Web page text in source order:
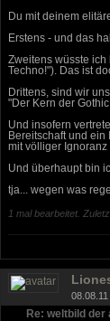
Du mit deinem
Erstens - und das
Zweitens wüsste
Techno!"). Das ist
Drittens, sind wir
"Der Kern der
Und insofern
Bereitschaft und
mit völliger
Und überhaupt bin
tja... wegen was
1 mal bearbeitet.
08.08.11
Re: weltbild der